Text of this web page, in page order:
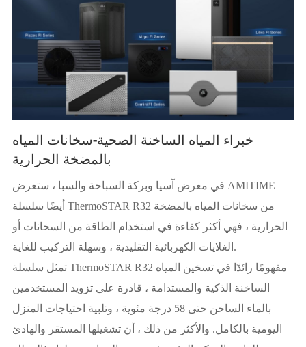
خبراء المياه الساخنة الصحية-سخانات المياه
بالمضخة الحرارية
في معرض آسيا وبركة السباحة والسبا ، ستعرض AMITIME
أيضًا سلسلة ThermoSTAR R32 من سخانات المياه بالمضخة
الحرارية ، فهي أكثر كفاءة في استخدام الطاقة من السخانات أو
الغلايات الكهربائية التقليدية ، وسهلة التركيب للغاية.
تمثل سلسلة ThermoSTAR R32 مفهومًا رائدًا في تسخين المياه
الساخنة الذكية والمستدامة ، قادرة على تزويد المستخدمين
بالماء الساخن حتى 58 درجة مئوية ، وتلبية احتياجات المنزل
اليومية بالكامل. والأكثر من ذلك ، أن تشغيلها المستقر والهادئ